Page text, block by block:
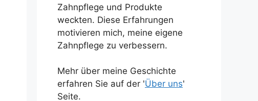
Zahnpflege und Produkte
weckten. Diese Erfahrungen
motivieren mich, meine eigene
Zahnpflege zu verbessern.
Mehr über meine Geschichte
erfahren Sie auf der 'Über uns'
Seite.